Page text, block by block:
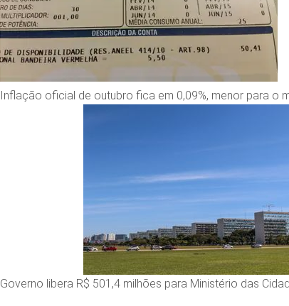
Inflação oficial de outubro fica em 0,09%, menor para o
Governo libera R$ 501,4 milhões para Ministério das